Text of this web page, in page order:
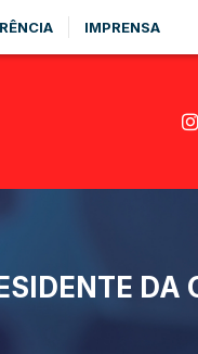
IMPRENSA
DA